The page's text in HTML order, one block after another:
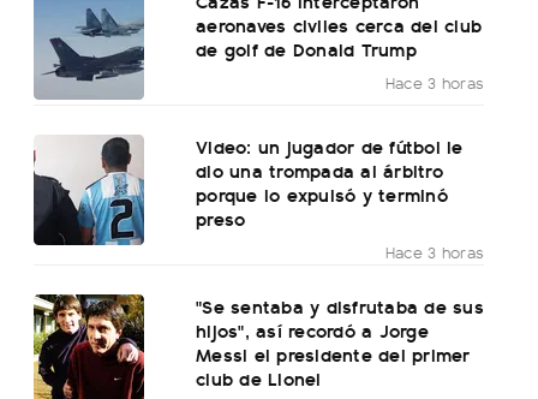
aeronaves civiles cerca del club
de golf de Donald Trump
Hace 3 horas
Video: un jugador de fútbol le
dio una trompada al árbitro
porque lo expulsó y terminó
preso
Hace 3 horas
"Se sentaba y disfrutaba de sus
hijos", así recordó a Jorge
Messi el presidente del primer
club de Lionel